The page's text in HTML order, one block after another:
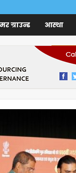
ग्राउन्ड आस्था